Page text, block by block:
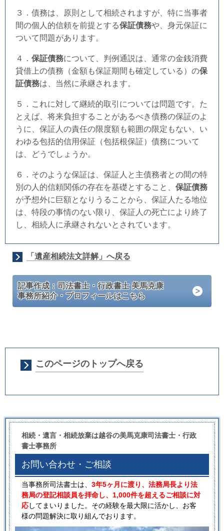
３．債務は、原則として相続されますが、特に当事者
間の個人的信頼を前提とする保証債務や、身元保証に
ついて問題があります。
４． 保証債務について、判例通説は、通常の金銭消費
貸借上の債務（金額も保証期間も確定している）の保
証債務は、当然に承継されます。
５．これに対して継続的取引については問題です。た
とえば、将来負担することがあるべき債務の保証のよ
うに、保証人の責任の限度額も範囲の限定もない、い
わゆる包括的信用保証（包括根保証）債務について
は、どうでしょうか。
６．そのような保証は、保証人と主債務者との間の特
別の人的信頼関係の存在を基礎とすること、 保証債務
が予想外に巨額となりうることから、保証人たる地位
は、特段の事情のない限り、保証人の死亡により終了
し、相続人に承継されないとされています。
「遺産相続法文詳解」へ戻る
記事作成：司法書士・行政書士 美馬克康
事務所紹介・プロフィールはこちら
このページのトップへ戻る
相続・遺言・相続放棄は越谷の美馬克康司法書士・行政
書士事務所
お問い合わせ・ご相談
当事務所司法書士は、 3年5ヶ月に渡り、法務局長より法
務局の登記相談員を拝命し、1,000件を超えるご相談に対
応してまいりました。その経験を最大限に活かし、お客
様の問題解決に取り組んでおります。